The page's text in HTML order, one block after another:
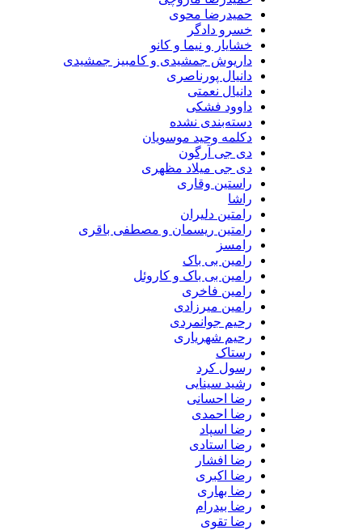
حمیدرضا محوی
خسرو دادگر
خشایار و نیما و کانو
داریوش جمشیدی و کامبیز جمشیدی
دانیال پورناصری
دانیال نعمتی
داوود فشکی
دسته‌بندی نشده
دکلمه وحید موسویان
دی جی آرگون
دی جی میلاد مظهری
راستین وقاری
رامتین دلیران
رامتین ریسمان و مصطفی باقری
رامین بی باک
رامین بی باک و کاروئل
رامین فاخری
رامین میرزادی
رحیم جوانمردی
رحیم شهریاری
رستاک
رسول کرد
رشید سینایی
رضا احسانی
رضا احمدی
رضا اسپاد
رضا استادی
رضا افشار
رضا اکبری
رضا بهاری
رضا بیدرام
رضا تقوی